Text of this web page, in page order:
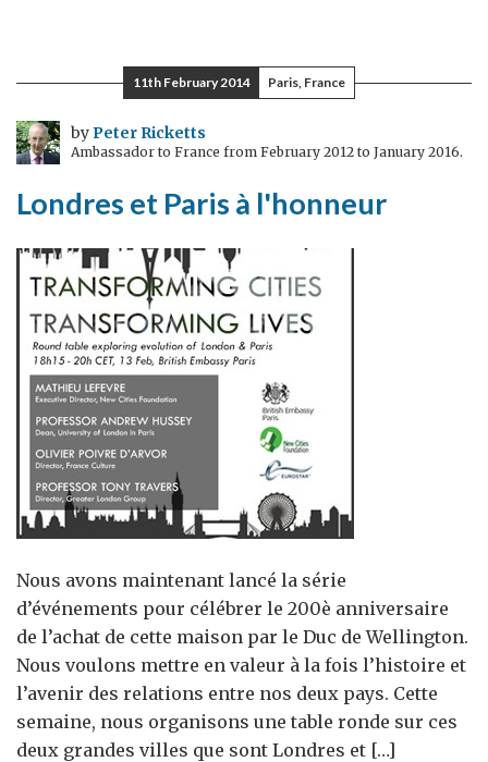
extraordinaires
en
Ukraine
11th February 2014 Paris, France
byPeter Ricketts
Ambassador to France from February 2012 to January 2016.
Londres et Paris à l'honneur
Nous avons maintenant lancé la série
d’événements pour célébrer le 200è anniversaire
de l’achat de cette maison par le Duc de Wellington.
Nous voulons mettre en valeur à la fois l’histoire et
l’avenir des relations entre nos deux pays. Cette
semaine, nous organisons une table ronde sur ces
deux grandes villes que sont Londres et […]